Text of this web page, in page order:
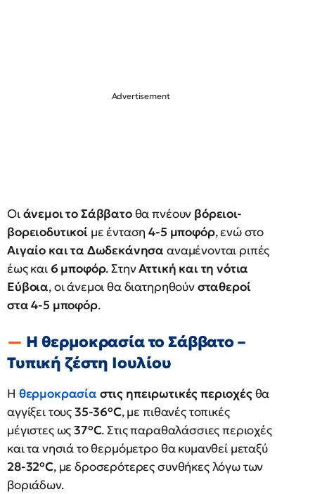
Οιάνεμοι το Σάββατοθα πνέουν βόρειοι-
βορειοδυτικοίμε ένταση4-5 μποφόρ, ενώ στο
Αιγαίο και τα Δωδεκάνησα αναμένονται ριπές
έως και 6 μποφόρ. ΣτηνΑττική και τη νότια
Εύβοια, οι άνεμοι θα διατηρηθούνσταθεροί
στα 4-5 μποφόρ.
Η θερμοκρασία το Σάββατο –
Τυπική ζέστη Ιουλίου
Η θερμοκρασία στις ηπειρωτικές περιοχέςθα
αγγίξει τους35-36°C, με πιθανές τοπικές
μέγιστες ως37°C. Στις παραθαλάσσιες περιοχές
και τα νησιά το θερμόμετρο θα κυμανθεί μεταξύ
28-32°C, με δροσερότερες συνθήκες λόγω των
βοριάδων.